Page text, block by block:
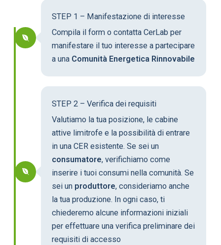
STEP 1 – Manifestazione di interesse
Compila il form o contatta CerLab per
manifestare il tuo interesse a partecipare
a una Comunità Energetica Rinnovabile
STEP 2 – Verifica dei requisiti
Valutiamo la tua posizione, le cabine
attive limitrofe e la possibilità di entrare
in una CER esistente. Se sei un
consumatore, verifichiamo come
inserire i tuoi consumi nella comunità. Se
sei un produttore, consideriamo anche
la tua produzione. In ogni caso, ti
chiederemo alcune informazioni iniziali
per effettuare una verifica preliminare dei
requisiti di accesso